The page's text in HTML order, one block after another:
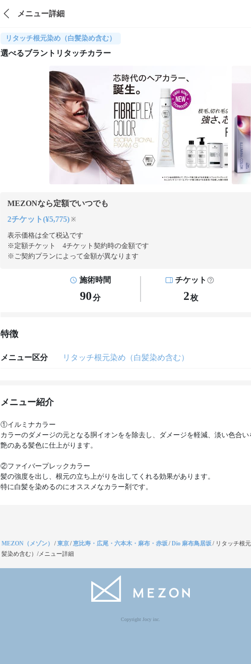
メニュー詳細
リタッチ根元染め（白髪染め含む）
選べるブラントリタッチカラー
MEZONなら定額でいつでも
2チケット(¥5,775) ※
表示価格は全て税込です
※定額チケット 4チケット契約時の金額です
※ご契約プランによって金額が異なります
施術時間
90分
チケット
2枚
特徴
メニュー区分 リタッチ根元染め（白髪染め含む）
メニュー紹介
①イルミナカラー
カラーのダメージの元となる胴イオンをを除去し、ダメージを軽減、淡い色合い
艶のある髪色に仕上がります。
②ファイバープレックカラー
髪の強度を出し、根元の立ち上がりを出してくれる効果があります。
MEZON（メゾン） /東京/恵比寿・広尾・六本木・麻布・赤坂/Dio 麻布鳥居坂/ リタッチ根
髪染め含む）/メニュー詳細
Copyright Jocy inc.